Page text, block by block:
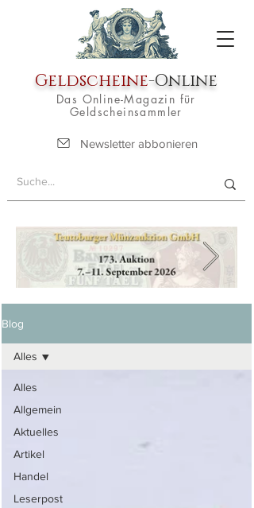
Geldscheine-Online
Das Online-Magazin für
Geldscheinsammler
Newsletter abbonieren
Blog
Alles
Allgemein
Aktuelles
Artikel
Handel
Leserpost
Alles